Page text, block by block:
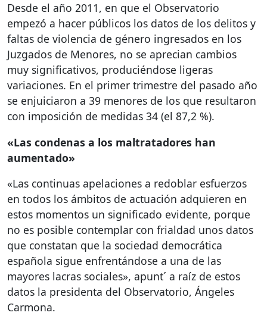
Desde el año 2011, en que el Observatorio
empezó a hacer públicos los datos de los delitos y
faltas de violencia de género ingresados en los
Juzgados de Menores, no se aprecian cambios
muy significativos, produciéndose ligeras
variaciones. En el primer trimestre del pasado año
se enjuiciaron a 39 menores de los que resultaron
con imposición de medidas 34 (el 87,2 %).
«Las condenas a los maltratadores han
aumentado»
«Las continuas apelaciones a redoblar esfuerzos
en todos los ámbitos de actuación adquieren en
estos momentos un significado evidente, porque
no es posible contemplar con frialdad unos datos
que constatan que la sociedad democrática
española sigue enfrentándose a una de las
mayores lacras sociales», apunt´ a raíz de estos
datos la presidenta del Observatorio, Ángeles
Carmona.